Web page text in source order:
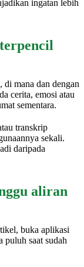
ingatan lebih
mana dan dengan
cerita, emosi atau
sementara.
transkrip
sekali.
daripada
aliran
buka aplikasi
puluh saat sudah